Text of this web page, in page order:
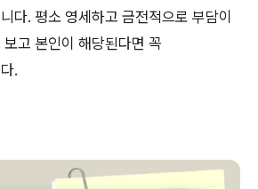
다. 평소 영세하고 금전적으로 부담이
고 본인이 해당된다면 꼭
.